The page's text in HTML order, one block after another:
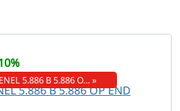
5.886 B 5.886 O… »